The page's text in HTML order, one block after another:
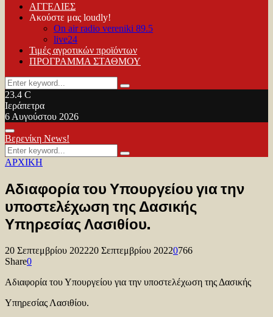
ΑΓΓΕΛΙΕΣ
Ακούστε μας loudly!
On air radio vereniki 89.5
live24
Τιμές αγροτικών προϊόντων
ΠΡΟΓΡΑΜΜΑ ΣΤΑΘΜΟΥ
Search
for:
Search
23.4 C
Ιεράπετρα
6 Αυγούστου 2026
Facebook
Twitter
Youtube
Primary
Menu
Βερενίκη News!
Search
for:
Search
ΑΡΧΙΚΗ
Αδιαφορία του Υπουργείου για την
υποστελέχωση της Δασικής
Υπηρεσίας Λασιθίου.
20 Σεπτεμβρίου 202220 Σεπτεμβρίου 20220766
Share0
Αδιαφορία του Υπουργείου για την υποστελέχωση της Δασικής
Υπηρεσίας Λασιθίου.